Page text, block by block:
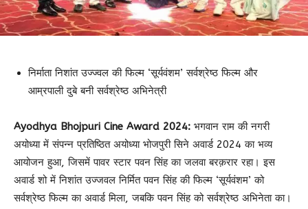
निर्माता निशांत उज्ज्वल की फिल्म ‘सूर्यवंशम’ सर्वश्रेष्ठ फिल्म और
आम्रपाली दुबे बनी सर्वश्रेष्ठ अभिनेत्री
Ayodhya Bhojpuri Cine Award 2024: भगवान राम की नगरी
अयोध्या में संपन्न प्रतिष्ठित अयोध्या भोजपुरी सिने अवार्ड 2024 का भव्य
आयोजन हुआ, जिसमें पावर स्टार पवन सिंह का जलवा बरक़रार रहा। इस
अवार्ड शो में निशांत उज्जवल निर्मित पवन सिंह की फिल्म ‘सूर्यवंशम’ को
सर्वश्रेष्ठ फिल्म का अवार्ड मिला, जबकि पवन सिंह को सर्वश्रेष्ठ अभिनेता का।